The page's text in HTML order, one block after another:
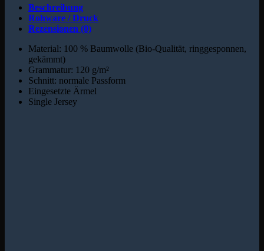
Beschreibung
Rohware / Druck
Rezensionen (0)
Material: 100 % Baumwolle (Bio-Qualität, ringgesponnen,
gekämmt)
Grammatur: 120 g/m²
Schnitt: normale Passform
Eingesetzte Ärmel
Single Jersey